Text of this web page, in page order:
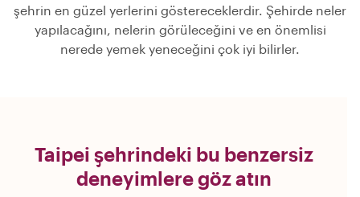
şehrin en güzel yerlerini göstereceklerdir. Şehirde neler
yapılacağını, nelerin görüleceğini ve en önemlisi
nerede yemek yeneceğini çok iyi bilirler.
Taipei şehrindeki bu benzersiz
deneyimlere göz atın